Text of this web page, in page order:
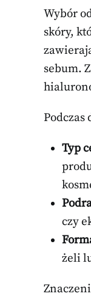
Wybór
skóry,
sebum.
Podczas
Typ
czy
żeli